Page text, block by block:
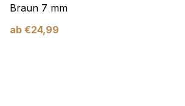
Braun 7 mm
ab €24,99